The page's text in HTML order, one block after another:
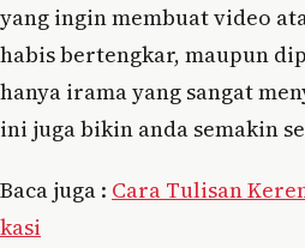
yang ingin membuat video
habis bertengkar, maupun
hanya irama yang sangat
ini juga bikin anda semakin
Baca juga : Cara Tulisan
kasi